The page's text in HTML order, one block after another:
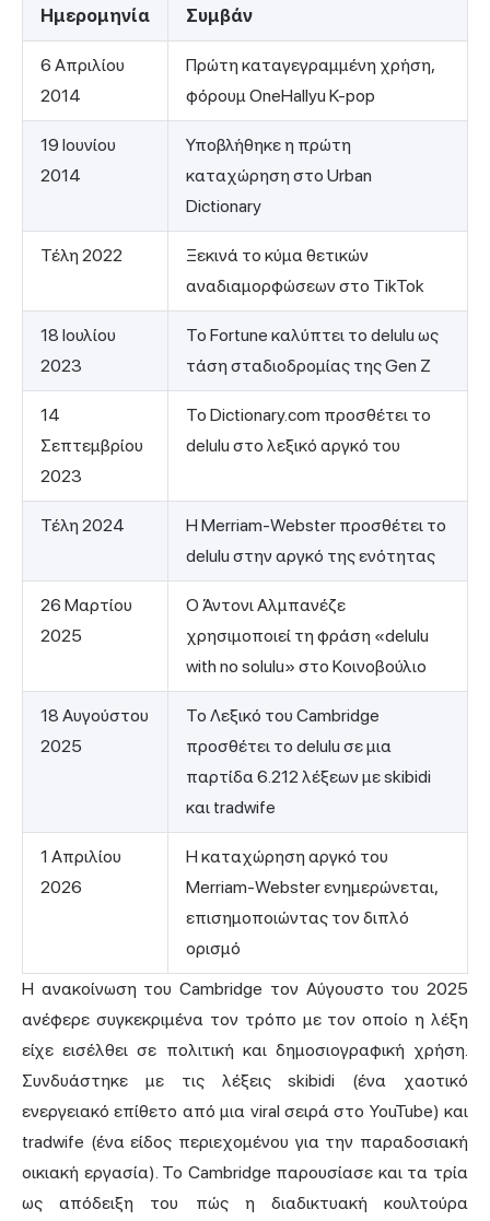
Ημερομηνία Συμβάν
6 Απριλίου
2014
Πρώτη καταγεγραμμένη χρήση,
φόρουμ OneHallyu K-pop
19 Ιουνίου
2014
Υποβλήθηκε η πρώτη
καταχώρηση στο Urban
Dictionary
Τέλη 2022
Ξεκινά το κύμα θετικών
αναδιαμορφώσεων στο TikTok
18 Ιουλίου
2023
Το Fortune καλύπτει το delulu ως
τάση σταδιοδρομίας της Gen Z
14
Σεπτεμβρίου
2023
Το Dictionary.com προσθέτει το
delulu στο λεξικό αργκό του
Τέλη 2024
Η Merriam-Webster προσθέτει το
delulu στην αργκό της ενότητας
26 Μαρτίου
2025
Ο Άντονι Αλμπανέζε
χρησιμοποιεί τη φράση «delulu
with no solulu» στο Κοινοβούλιο
18 Αυγούστου
2025
Το Λεξικό του Cambridge
προσθέτει το delulu σε μια
παρτίδα 6.212 λέξεων με skibidi
και tradwife
1 Απριλίου
2026
Η καταχώρηση αργκό του
Merriam-Webster ενημερώνεται,
επισημοποιώντας τον διπλό
ορισμό
Η ανακοίνωση του Cambridge τον Αύγουστο του 2025
ανέφερε συγκεκριμένα τον τρόπο με τον οποίο η λέξη
είχε εισέλθει σε πολιτική και δημοσιογραφική χρήση.
Συνδυάστηκε με τις λέξεις skibidi (ένα χαοτικό
ενεργειακό επίθετο από μια viral σειρά στο YouTube) και
tradwife (ένα είδος περιεχομένου για την παραδοσιακή
οικιακή εργασία). Το Cambridge παρουσίασε και τα τρία
ως απόδειξη του πώς η διαδικτυακή κουλτούρα